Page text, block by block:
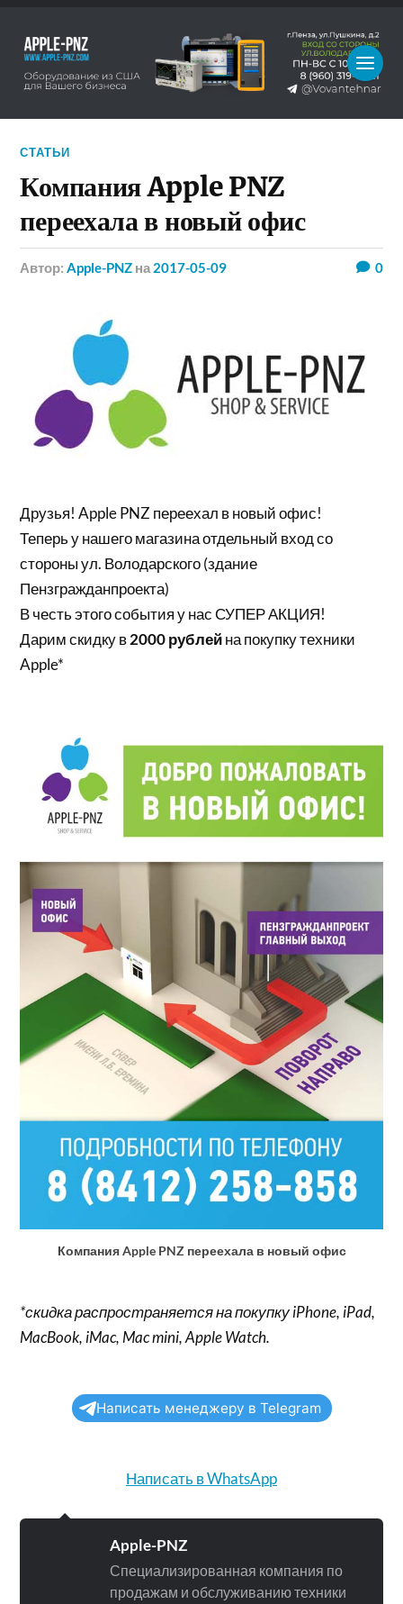
СТАТЬИ
Компания Apple PNZ
переехала в новый офис
Автор:Apple-PNZ на 2017-05-09 0
Друзья! Apple PNZ переехал в новый офис!
Теперь у нашего магазина отдельный вход со
стороны ул. Володарского (здание
Пензгражданпроекта)
В честь этого события у нас СУПЕР АКЦИЯ!
Дарим скидку в2000 рублейна покупку техники
Apple*
Компания Apple PNZ переехала в новый офис
*скидка распространяется на покупку iPhone, iPad,
MacBook, iMac, Mac mini, Apple Watch.
Написать менеджеру в Telegram
Написать в WhatsApp
Apple-PNZ
Специализированная компания по
продажам и обслуживанию техники